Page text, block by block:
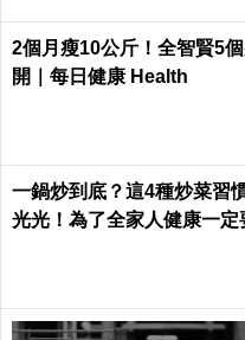
2個月瘦10公斤！全智賢5
開｜每日健康 Health
一鍋炒到底？這4種炒菜習
光光！為了全家人健康一定